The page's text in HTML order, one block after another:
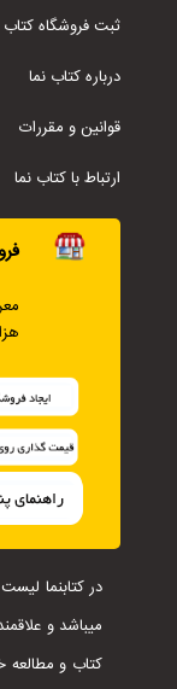
ثبت فروشگاه کتاب
درباره کتاب نما
قوانین و مقررات
ارتباط با کتاب نما
در کتابنما
میباشد و
کتاب و مطالعه